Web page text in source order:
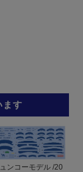
ます
ンコーモデル /20